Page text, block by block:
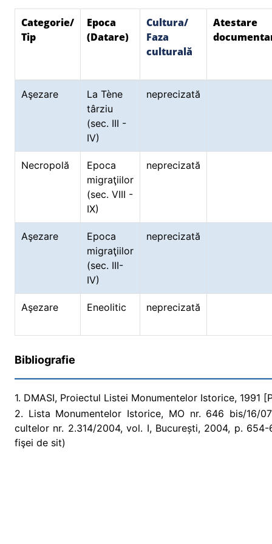
Categorie/
Tip
Epoca
(Datare)
Cultura/
Faza
culturală
Atestare
Aşezare
La Tène
târziu
(sec. III -
IV)
neprecizată
Necropolă
Epoca
migraţiilor
(sec. VIII -
IX)
neprecizată
Aşezare
Epoca
migraţiilor
(sec. III-
IV)
neprecizată
Aşezare Eneolitic neprecizată
Bibliografie
1. DMASI, Proiectul Listei Monumentelor Istorice, 1991
2. Lista Monumentelor Istorice, MO nr. 646 bis/16/
cultelor nr. 2.314/2004, vol. I, București, 2004, p.
fişei de sit)